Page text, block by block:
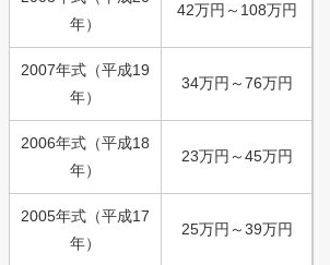
年）
42万円 ～ 108万円
2007年式 （平成19
年）
34万円 ～76万円
2006年式 （平成18
年）
23万円 ～45万円
2005年式 （平成17
年）
25万円 ～39万円